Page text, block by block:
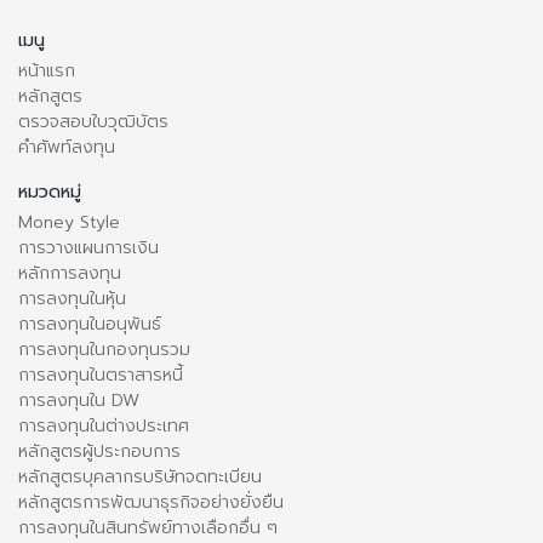
เมนู
หน้าแรก
หลักสูตร
ตรวจสอบใบวุฒิบัตร
คำศัพท์ลงทุน
หมวดหมู่
Money Style
การวางแผนการเงิน
หลักการลงทุน
การลงทุนในหุ้น
การลงทุนในอนุพันธ์
การลงทุนในกองทุนรวม
การลงทุนในตราสารหนี้
การลงทุนใน DW
การลงทุนในต่างประเทศ
หลักสูตรผู้ประกอบการ
หลักสูตรบุคลากรบริษัทจดทะเบียน
หลักสูตรการพัฒนาธุรกิจอย่างยั่งยืน
การลงทุนในสินทรัพย์ทางเลือกอื่น ๆ